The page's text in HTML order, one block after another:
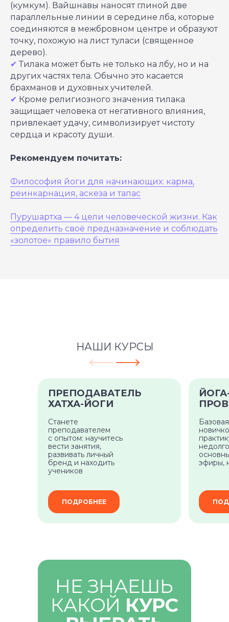
(кумкум). Вайшнавы наносят глиной две
параллельные линии в середине лба, которые
соединяются в межбровном центре и образуют
точку, похожую на лист туласи (священное
дерево).
✔ Тилака может быть не только на лбу, но и на
других частях тела. Обычно это касается
брахманов и духовных учителей.
✔ Кроме религиозного значения тилака
защищает человека от негативного влияния,
привлекает удачу, символизирует чистоту
сердца и красоту души.
Рекомендуем почитать:
Философия йоги для начинающих: карма,
реинкарнация, аскеза и тапас
Пурушартха — 4 цели человеческой жизни. Как
определить своё предназначение и соблюдать
«золотое» правило бытия
НАШИ КУРСЫ
ПРЕПОДАВАТЕЛЬ
ХАТХА-ЙОГИ
Станете
преподавателем
с опытом: научитесь
вести занятия,
развивать личный
бренд и находить
учеников
ПОДРОБНЕЕ
эфиры,
НЕ ЗНАЕШЬ
КАКОЙ КУРС
Самое нужное о йоге и саморазвитии
в вашем почтовом ящике